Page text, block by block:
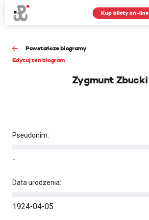
Kup bilety on-line
Powstańcze biogramy
Edytuj ten biogram
Zygmunt Zbucki
Pseudonim:
-
Data urodzenia:
1924-04-05